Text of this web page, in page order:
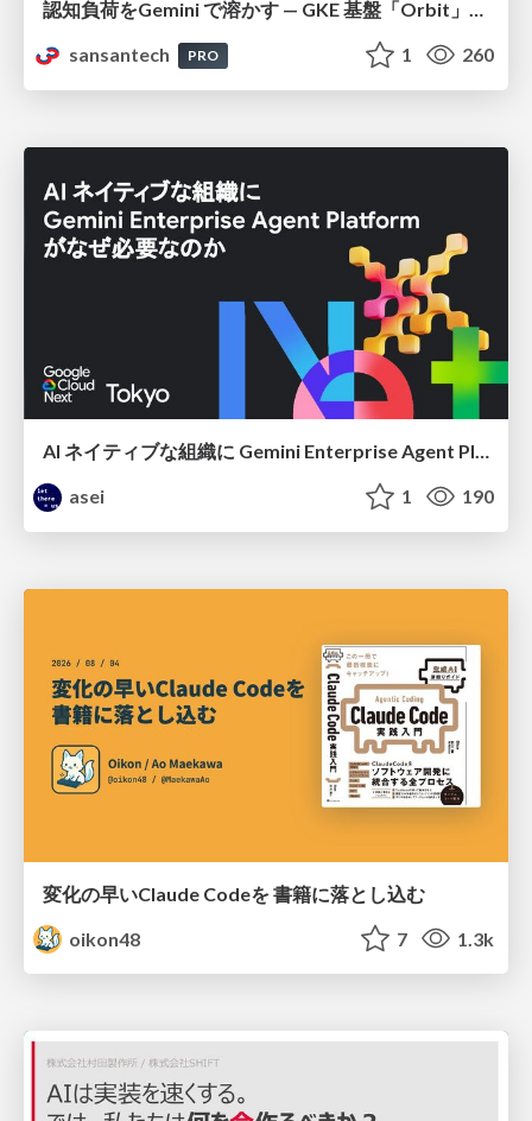
sansantech
PRO 1 260
AI ネイティブな組織に Gemini Enterprise Agent Platform がなぜ必要なのか
asei
1 190
変化の早いClaude Codeを 書籍に落とし込む
oikon48
7 1.3k